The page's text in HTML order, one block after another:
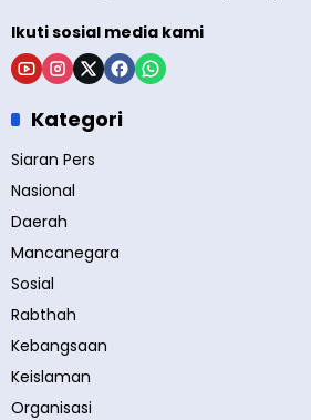
Ikuti sosial media kami
Kategori
Siaran Pers
Nasional
Daerah
Mancanegara
Sosial
Rabthah
Kebangsaan
Keislaman
Organisasi